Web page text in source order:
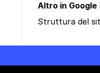
Altro in Google
Struttura del